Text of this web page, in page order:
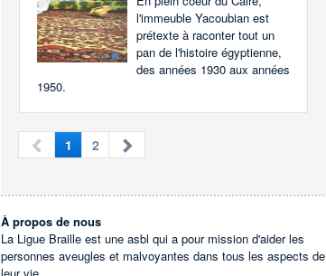
l'immeuble Yacoubian est
prétexte à raconter tout un
pan de l'histoire égyptienne,
des années 1930 aux années
1950.
1 2
À propos de nous
La Ligue Braille est une asbl qui a pour mission d'aider les
personnes aveugles et malvoyantes dans tous les aspects de